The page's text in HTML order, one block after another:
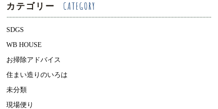
カテゴリー
SDGS
WB HOUSE
お掃除アドバイス
住まい造りのいろは
未分類
現場便り